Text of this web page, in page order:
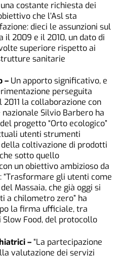
costante richiesta dei
che l’Asl sta
dieci le assunzioni sul
2009 e il 2010, un dato di
superiore rispetto ai
sanitarie
– Un apporto significativo, e
perseguita
la collaborazione con
Silvio Barbero ha
progetto “Orto ecologico”
utenti strumenti
coltivazione di prodotti
sotto quello
un obiettivo ambizioso da
gli utenti come
Massaia, che già oggi si
a chilometro zero” ha
la firma ufficiale, tra
Food, del protocollo
–“La partecipazione
valutazione dei servizi